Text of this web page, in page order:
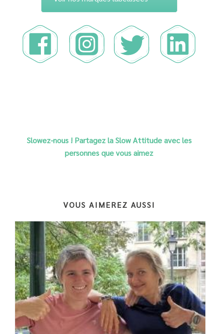
Slowez-nous ! Partagez la Slow Attitude avec les
personnes que vous aimez
VOUS AIMEREZ AUSSI